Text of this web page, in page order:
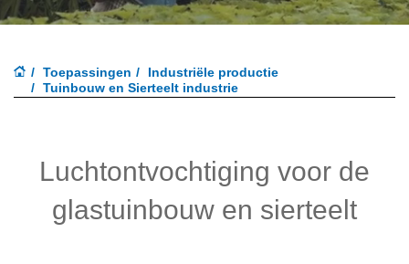
Toepassingen
Industriële productie
Tuinbouw en Sierteelt industrie
Luchtontvochtiging voor de
glastuinbouw en sierteelt